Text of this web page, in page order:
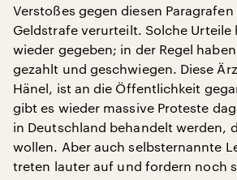
Verstoßes gegen diesen Paragrafen
Geldstrafe verurteilt. Solche Urteile
wieder gegeben; in der Regel
gezahlt und geschwiegen. Diese
Hänel, ist an die Öffentlichkeit
gibt es wieder massive Proteste
in Deutschland behandelt werden,
wollen. Aber auch selbsternannte
treten lauter auf und fordern noch